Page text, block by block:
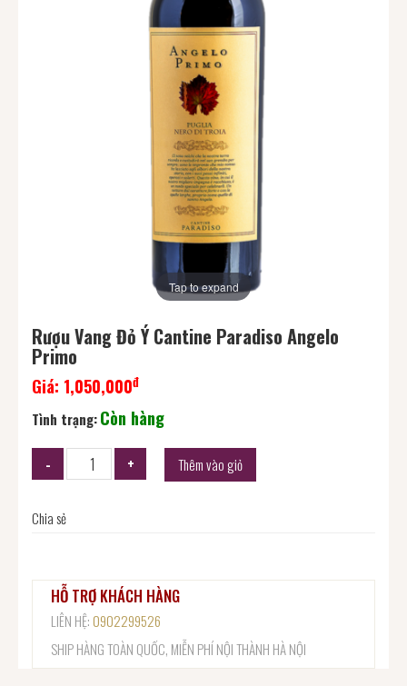
Tap to expand
Rượu Vang Đỏ Ý Cantine Paradiso Angelo
Primo
Giá: 1,050,000đ
Tình trạng:Còn hàng
Thêm vào giỏ
Chia sẻ
HỖ TRỢ KHÁCH HÀNG
LIÊN HỆ:0902299526
SHIP HÀNG TOÀN QUỐC, MIỄN PHÍ NỘI THÀNH HÀ NỘI